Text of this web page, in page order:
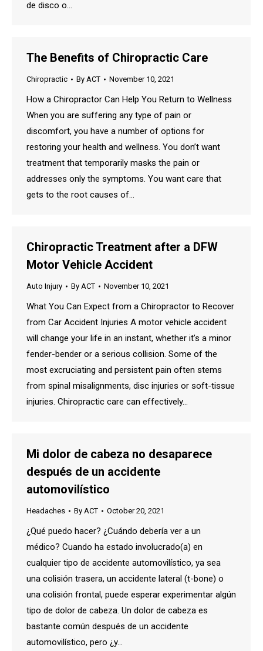
de disco o…
The Benefits of Chiropractic Care
Chiropractic By ACT November 10, 2021
How a Chiropractor Can Help You Return to Wellness
When you are suffering any type of pain or
discomfort, you have a number of options for
restoring your health and wellness. You don’t want
treatment that temporarily masks the pain or
addresses only the symptoms. You want care that
gets to the root causes of…
Chiropractic Treatment after a DFW
Motor Vehicle Accident
Auto Injury By ACT November 10, 2021
What You Can Expect from a Chiropractor to Recover
from Car Accident Injuries A motor vehicle accident
will change your life in an instant, whether it’s a minor
fender-bender or a serious collision. Some of the
most excruciating and persistent pain often stems
from spinal misalignments, disc injuries or soft-tissue
injuries. Chiropractic care can effectively…
Mi dolor de cabeza no desaparece
después de un accidente
automovilístico
Headaches By ACT October 20, 2021
¿Qué puedo hacer? ¿Cuándo debería ver a un
médico? Cuando ha estado involucrado(a) en
cualquier tipo de accidente automovilístico, ya sea
una colisión trasera, un accidente lateral (t-bone) o
una colisión frontal, puede esperar experimentar algún
tipo de dolor de cabeza. Un dolor de cabeza es
bastante común después de un accidente
automovilístico, pero ¿y…